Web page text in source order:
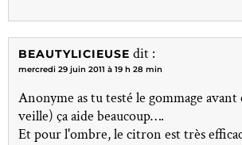
BEAUTYLICIEUSE dit :
mercredi 29 juin 2011 à 19 h 28 min
Anonyme as tu testé le gommage
veille) ça aide beaucoup….
Et pour l'ombre, le citron est très